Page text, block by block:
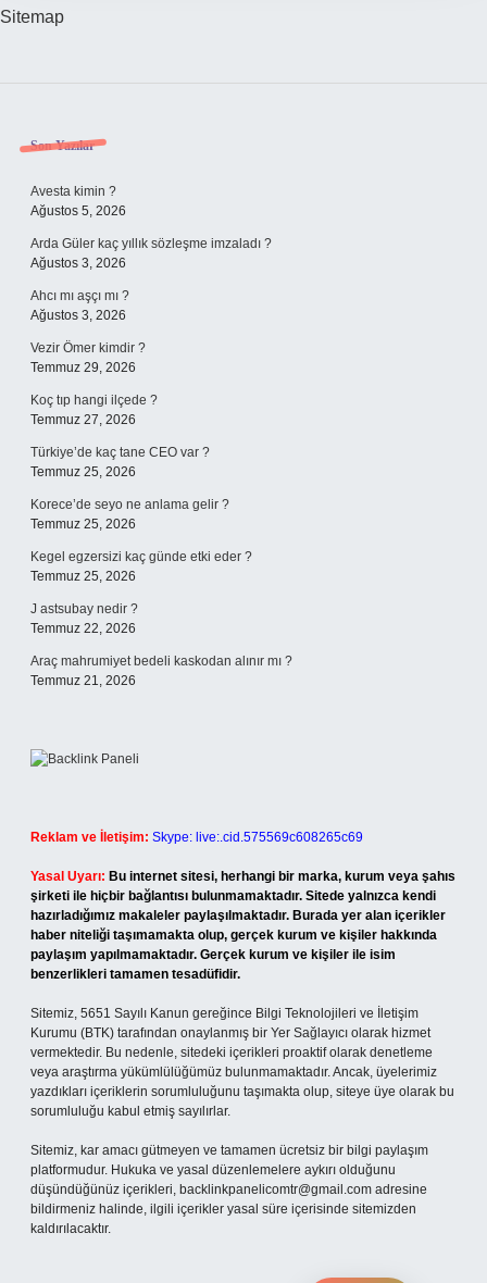
Sitemap
Sidebar
Son Yazılar
Avesta kimin ?
Ağustos 5, 2026
Arda Güler kaç yıllık sözleşme imzaladı ?
Ağustos 3, 2026
Ahcı mı aşçı mı ?
Ağustos 3, 2026
Vezir Ömer kimdir ?
Temmuz 29, 2026
Koç tıp hangi ilçede ?
Temmuz 27, 2026
Türkiye’de kaç tane CEO var ?
Temmuz 25, 2026
Korece’de seyo ne anlama gelir ?
Temmuz 25, 2026
Kegel egzersizi kaç günde etki eder ?
Temmuz 25, 2026
J astsubay nedir ?
Temmuz 22, 2026
Araç mahrumiyet bedeli kaskodan alınır mı ?
Temmuz 21, 2026
Reklam ve İletişim: Skype: live:.cid.575569c608265c69
Yasal Uyarı: Bu internet sitesi, herhangi bir marka, kurum veya şahıs
şirketi ile hiçbir bağlantısı bulunmamaktadır. Sitede yalnızca kendi
hazırladığımız makaleler paylaşılmaktadır. Burada yer alan içerikler
haber niteliği taşımamakta olup, gerçek kurum ve kişiler hakkında
paylaşım yapılmamaktadır. Gerçek kurum ve kişiler ile isim
benzerlikleri tamamen tesadüfidir.
Sitemiz, 5651 Sayılı Kanun gereğince Bilgi Teknolojileri ve İletişim
Kurumu (BTK) tarafından onaylanmış bir Yer Sağlayıcı olarak hizmet
vermektedir. Bu nedenle, sitedeki içerikleri proaktif olarak denetleme
veya araştırma yükümlülüğümüz bulunmamaktadır. Ancak, üyelerimiz
yazdıkları içeriklerin sorumluluğunu taşımakta olup, siteye üye olarak bu
sorumluluğu kabul etmiş sayılırlar.
Sitemiz, kar amacı gütmeyen ve tamamen ücretsiz bir bilgi paylaşım
platformudur. Hukuka ve yasal düzenlemelere aykırı olduğunu
düşündüğünüz içerikleri, backlinkpanelicomtr@gmail.com adresine
bildirmeniz halinde, ilgili içerikler yasal süre içerisinde sitemizden
kaldırılacaktır.